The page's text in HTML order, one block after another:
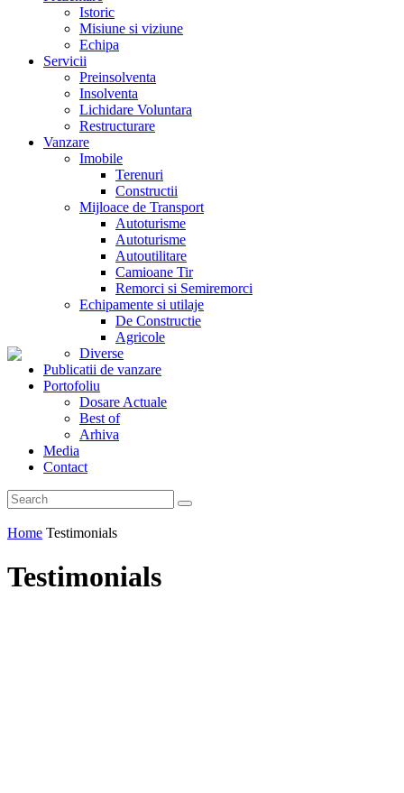
Istoric
Misiune si viziune
Echipa
Servicii
Preinsolventa
Insolventa
Lichidare Voluntara
Restructurare
Vanzare
Imobile
Terenuri
Constructii
Mijloace de Transport
Autoturisme
Autoturisme
Autoutilitare
Camioane Tir
Remorci si Semiremorci
Echipamente si utilaje
De Constructie
Agricole
Diverse
Publicatii de vanzare
Portofoliu
Dosare Actuale
Best of
Arhiva
Media
Contact
Home Testimonials
Testimonials